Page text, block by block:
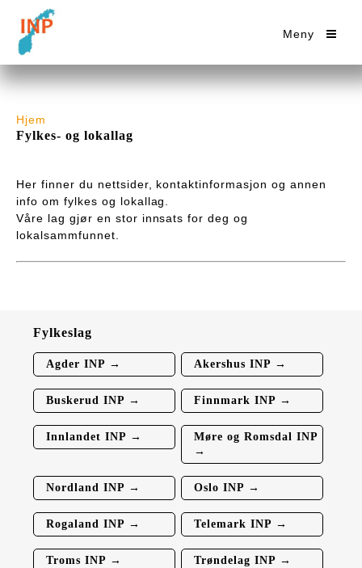
Meny
Hjem
Fylkes- og lokallag
Her finner du nettsider, kontaktinformasjon og annen
info om fylkes og lokallag.
Våre lag gjør en stor innsats for deg og
lokalsammfunnet.
Fylkeslag
Agder INP → Akershus INP →
Buskerud INP → Finnmark INP →
Innlandet INP →
Møre og Romsdal INP
→
Nordland INP → Oslo INP →
Rogaland INP → Telemark INP →
Troms INP → Trøndelag INP →